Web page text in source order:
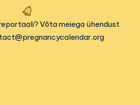
Võta meiega ühendust